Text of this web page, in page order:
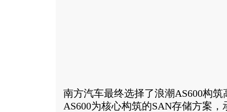
南方汽车最终选择了浪潮AS600构
AS600为核心构筑的SAN存储方案